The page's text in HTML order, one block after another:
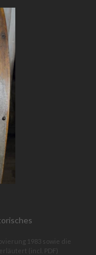
1983 sowie die
(incl. PDF)